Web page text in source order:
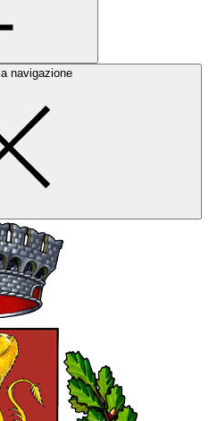
navigazione